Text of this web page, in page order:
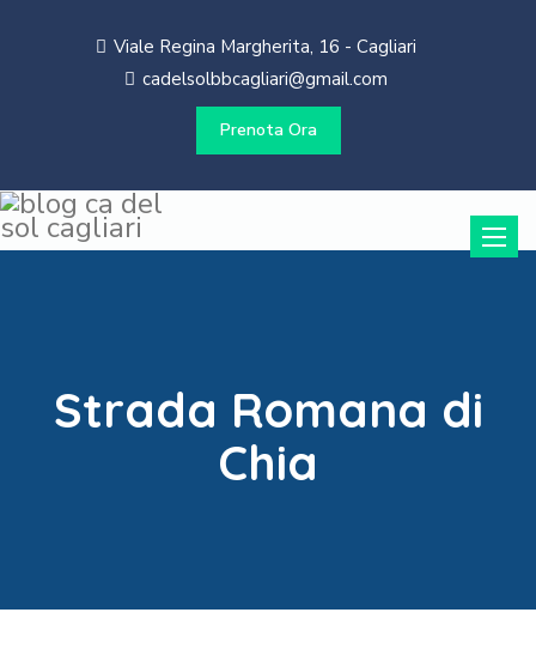
Viale Regina Margherita, 16 - Cagliari
cadelsolbbcagliari@gmail.com
Prenota Ora
Toggle
Strada Romana di
Chia